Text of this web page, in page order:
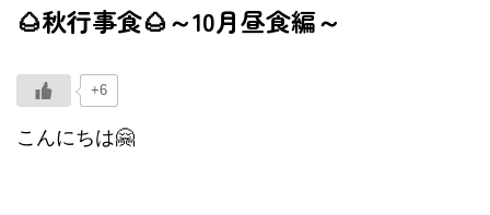
🌰秋行事食🌰～10月昼食編～
+6
こんにちは🤗